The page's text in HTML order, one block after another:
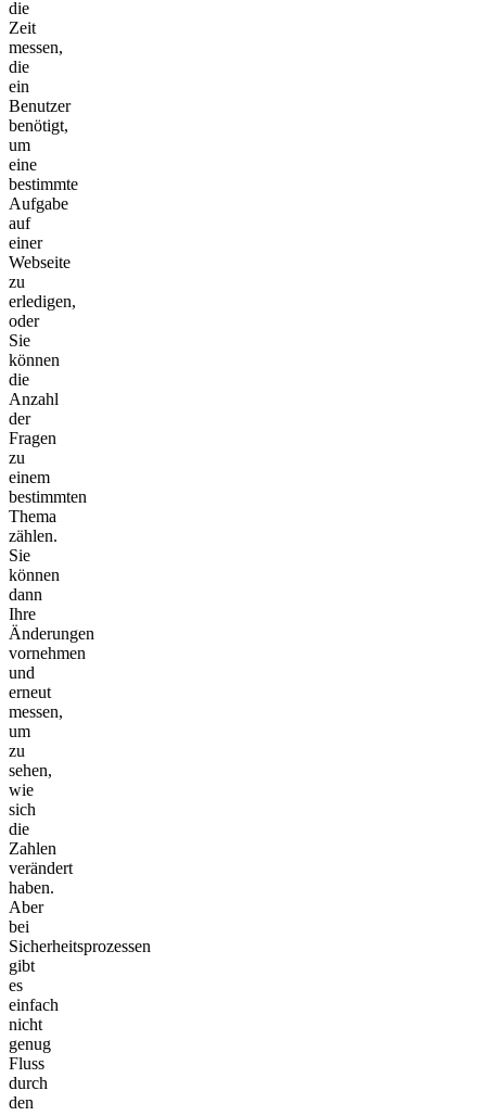
die
Zeit
messen,
die
ein
Benutzer
benötigt,
um
eine
bestimmte
Aufgabe
auf
einer
Webseite
zu
erledigen,
oder
Sie
können
die
Anzahl
der
Fragen
zu
einem
bestimmten
Thema
zählen.
Sie
können
dann
Ihre
Änderungen
vornehmen
und
erneut
messen,
um
zu
sehen,
wie
sich
die
Zahlen
verändert
haben.
Aber
bei
Sicherheitsprozessen
gibt
es
einfach
nicht
genug
Fluss
durch
den